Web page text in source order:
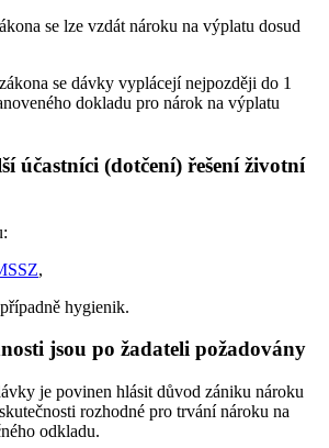
se lze vzdát nároku na výplatu dosud
se dávky vyplácejí nejpozději do 1
dokladu pro nárok na výplatu
účastníci (dotčení) řešení životní
,
hygienik.
jsou po žadateli požadovány
je povinen hlásit důvod zániku nároku
rozhodné pro trvání nároku na
odkladu.